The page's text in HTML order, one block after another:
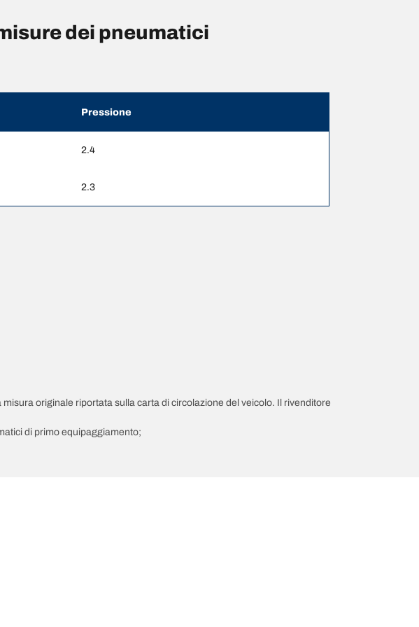
dei pneumatici
Pressione
2.4
2.3
originale riportata sulla carta di circolazione del veicolo. Il rivenditore
di primo equipaggiamento;